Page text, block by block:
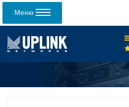
Меню
Кабели для промышленных сетей